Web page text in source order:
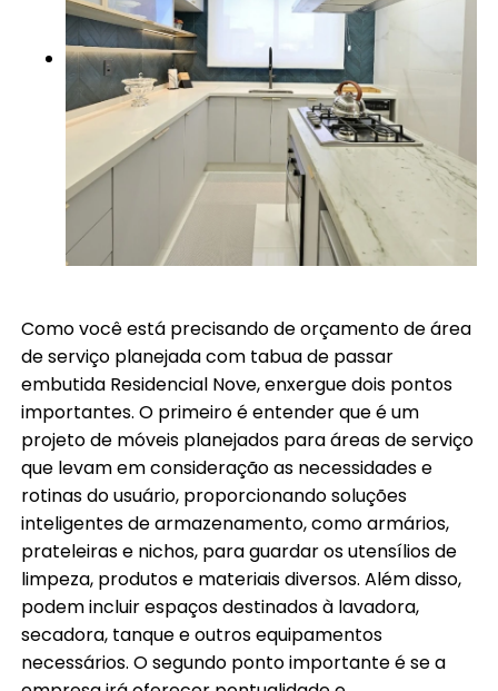
Como você está precisando de orçamento de área
de serviço planejada com tabua de passar
embutida Residencial Nove, enxergue dois pontos
importantes. O primeiro é entender que é um
projeto de móveis planejados para áreas de serviço
que levam em consideração as necessidades e
rotinas do usuário, proporcionando soluções
inteligentes de armazenamento, como armários,
prateleiras e nichos, para guardar os utensílios de
limpeza, produtos e materiais diversos. Além disso,
podem incluir espaços destinados à lavadora,
secadora, tanque e outros equipamentos
necessários. O segundo ponto importante é se a